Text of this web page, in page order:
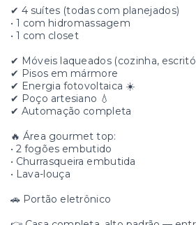
✔ 4 suítes (todas com planejados)
• 1 com hidromassagem
• 1 com closet
✔ Móveis laqueados (cozinha,
✔ Pisos em mármore
✔ Energia fotovoltaica ☀️
✔ Poço artesiano 💧
✔ Automação completa
🔥 Área gourmet top:
• 2 fogões embutido
• Churrasqueira embutida
• Lava-louça
🚗 Portão eletrônico